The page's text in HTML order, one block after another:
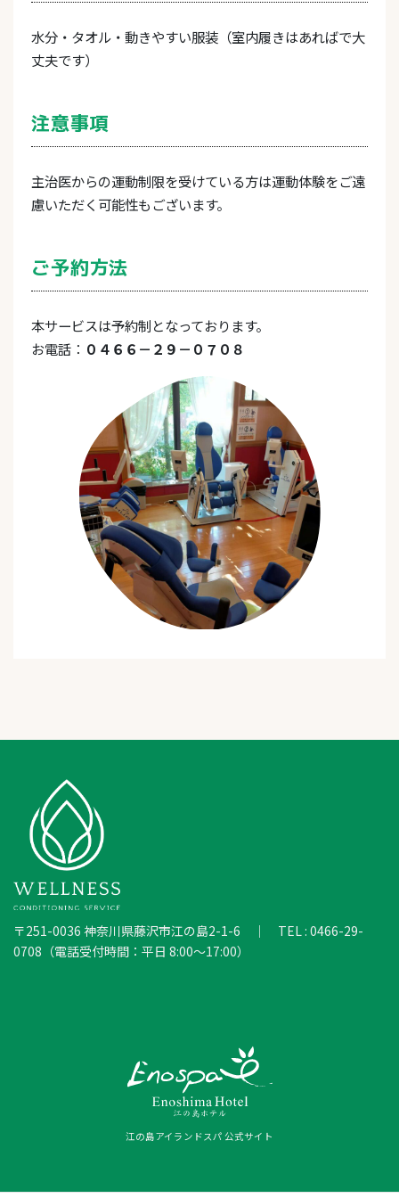
水分・タオル・動きやすい服装（室内履きはあればで大
丈夫です）
注意事項
主治医からの運動制限を受けている方は運動体験をご遠
慮いただく可能性もございます。
ご予約方法
本サービスは予約制となっております。
お電話： ０４６６－２９－０７０８
〒251-0036 神奈川県藤沢市江の島2-1-6 ｜ TEL : 0466-29-
0708（電話受付時間：平日 8:00～17:00）
江の島アイランドスパ 公式サイト